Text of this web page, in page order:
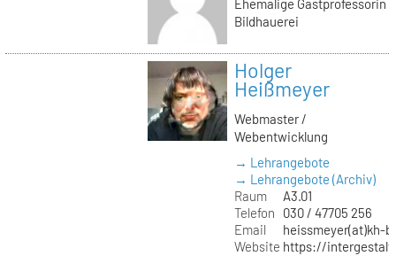
Ehemalige Gastprofessorin
Bildhauerei
Holger
Heißmeyer
Webmaster /
Webentwicklung
→ Lehrangebote
→ Lehrangebote (Archiv)
Raum
A3.01
Telefon
030 / 47705 256
Email
heissmeyer(at)kh-
Website https://